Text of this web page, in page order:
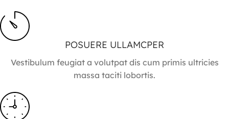
POSUERE ULLAMCPER
Vestibulum feugiat a volutpat dis cum primis ultricies
massa taciti lobortis.